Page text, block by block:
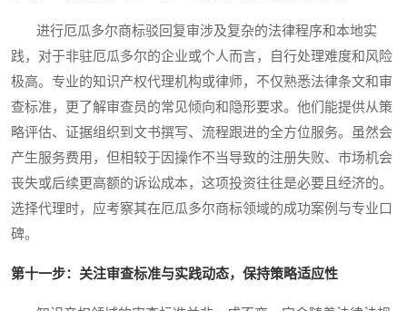
进行厄瓜多尔商标驳回复审涉及复杂的法律程序和本地实
践，对于非驻厄瓜多尔的企业或个人而言，自行处理难度和风险
极高。专业的知识产权代理机构或律师，不仅熟悉法律条文和审
查标准，更了解审查员的常见倾向和隐形要求。他们能提供从策
略评估、证据组织到文书撰写、流程跟进的全方位服务。虽然会
产生服务费用，但相较于因操作不当导致的注册失败、市场机会
丧失或后续更高额的诉讼成本，这项投资往往是必要且经济的。
选择代理时，应考察其在厄瓜多尔商标领域的成功案例与专业口
碑。
第十一步：关注审查标准与实践动态，保持策略适应性